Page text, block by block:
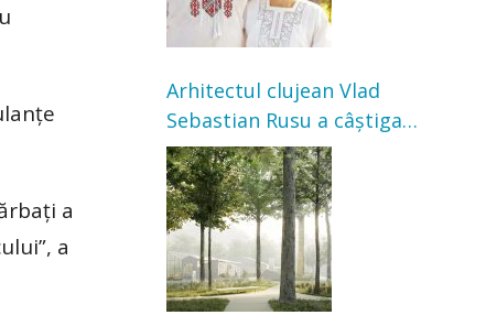
a
a
Arhitectul clujean Vlad
Sebastian Rusu a câștigat
concursul pentru
transformarea Grădinii
Casei Universitarilor